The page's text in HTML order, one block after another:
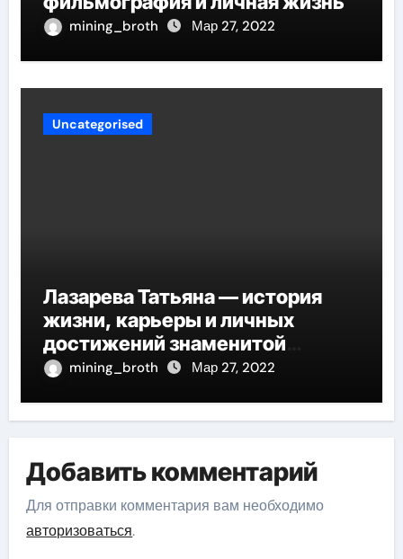
mining_broth Мар 27, 2022
Uncategorised
Лазарева Татьяна — история
жизни, карьеры и личных
достижений знаменитой
актрисы, восходящей на олимп
mining_broth Мар 27, 2022
Добавить комментарий
Для отправки комментария вам необходимо
авторизоваться.